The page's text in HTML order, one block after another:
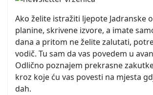
Ako želite istražiti ljepote Jadranske
planine, skrivene izvore, a imate
dana a pritom ne želite zalutati,
vodič. Tu sam da vas povedem u
Odlično poznajem prekrasne
kroz koje ću vas povesti na mjesta
dah.